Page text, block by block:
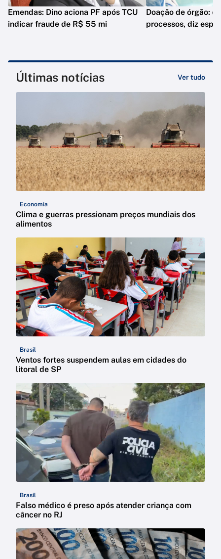
Emendas: Dino aciona PF após TCU
indicar fraude de R$ 55 mi
Doação de órgão:
processos, diz
Últimas notícias Ver tudo
Economia
Clima e guerras pressionam preços mundiais dos
alimentos
Brasil
Ventos fortes suspendem aulas em cidades do
litoral de SP
Brasil
Falso médico é preso após atender criança com
câncer no RJ